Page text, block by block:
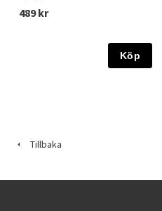
489 kr
Köp
Tillbaka